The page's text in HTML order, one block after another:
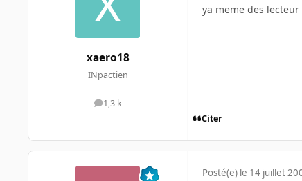
xaero18
INpactien
1,3 k
messages
ya meme des
Citer
Posté(e) le 14 juillet